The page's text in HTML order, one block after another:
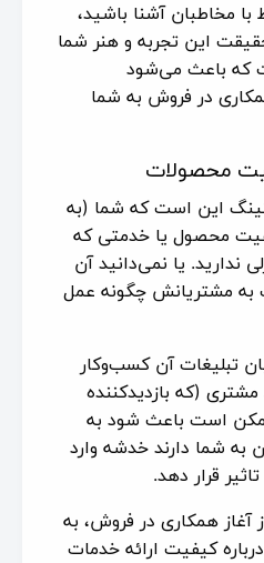
مخاطبان آشنا باشید،
این تجربه و هنر شما
که باعث می‌شود
در فروش به شما
این است که شما (به
محصول یا خدمتی که
ندارید. یا نمی‌دانید آن
به مشتریانش چگونه عمل
تبلیغات آن کسب‌وکار
(که بازدیدکننده
است باعث شود به
به شما دارند خدشه وارد
قرار دهد.
همکاری در فروش، به
کیفیت ارائه خدمات